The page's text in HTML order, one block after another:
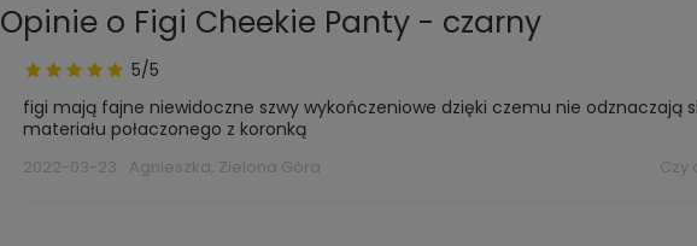
Opinie o Figi Cheekie Panty - czarny
5/5
figi mają fajne niewidoczne szwy wykończeniowe dzięki czemu nie odznaczają
materiału połaczonego z koronką
2022-03-23 Agnieszka, Zielona Góra Czy